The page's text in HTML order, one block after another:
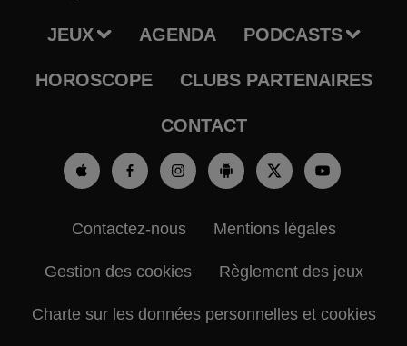
JEUX AGENDA PODCASTS
HOROSCOPE CLUBS PARTENAIRES
CONTACT
Contactez-nous Mentions légales
Gestion des cookies Règlement des jeux
Charte sur les données personnelles et cookies